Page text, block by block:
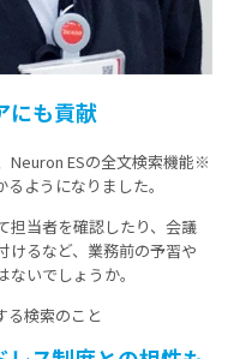
にも貢献
Neuron ESの全文検索機能※
ようになりました。
担当者を確認したり、会議
けるなど、業務前の予習や
いでしょうか。
る検索のこと